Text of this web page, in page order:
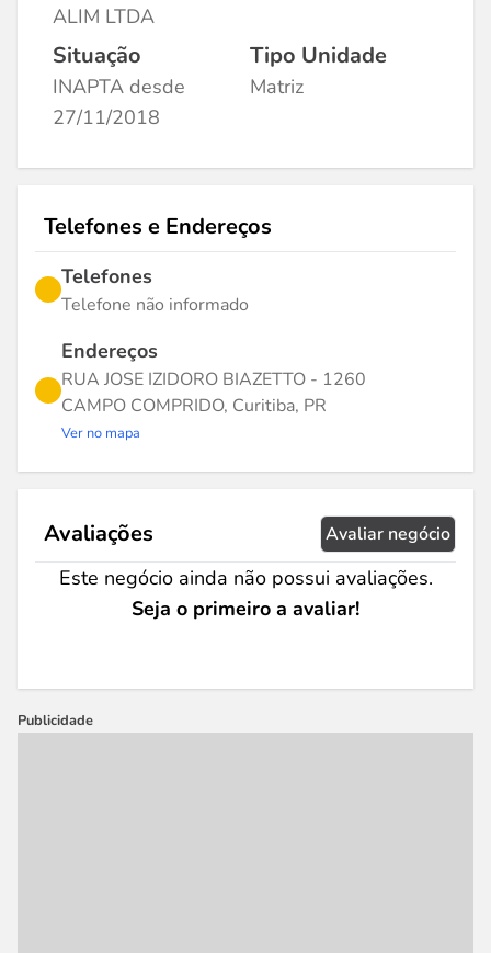
ALIM LTDA
Situação
INAPTA desde
27/11/2018
Tipo Unidade
Matriz
Telefones e Endereços
Telefones
Telefone não informado
Endereços
RUA JOSE IZIDORO BIAZETTO - 1260
CAMPO COMPRIDO, Curitiba, PR
Ver no mapa
Avaliações Avaliar negócio
Este negócio ainda não possui avaliações.
Seja o primeiro a avaliar!
Publicidade